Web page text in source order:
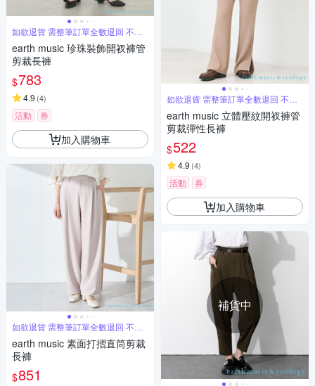
如欲退貨 需整筆訂單全數退回 不能
單退
earth music 珍珠裝飾開衩褲管
剪裁長褲
$783
4.9 (4)
活動 券
加入購物車
如欲退貨 需整筆訂單全數退回 不能
單退
earth music 素面打摺直筒剪裁
長褲
$851
如欲退貨 需整筆訂單全數退回 不能
單退
earth music 立體壓紋開衩褲管
剪裁彈性長褲
$522
4.9 (4)
活動 券
加入購物車
補貨中